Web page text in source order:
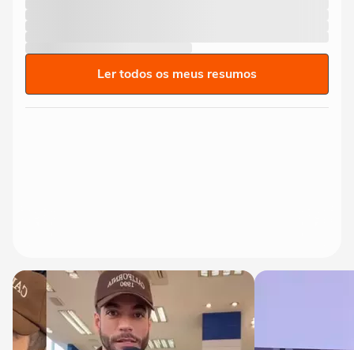
Ler todos os meus resumos